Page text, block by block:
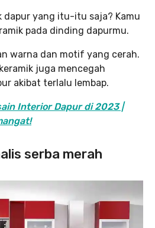
dapur yang itu-itu saja? Kamu
pada dinding dapurmu.
warna dan motif yang cerah.
juga mencegah
akibat terlalu lembap.
Interior Dapur di 2023 |
serba merah